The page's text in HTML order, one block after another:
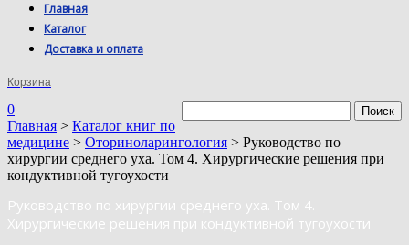
Главная
Каталог
Доставка и оплата
Корзина
0
Главная > Каталог книг по
медицине > Оториноларингология > Руководство по
хирургии среднего уха. Том 4. Хирургические решения при
кондуктивной тугоухости
Руководство по хирургии среднего уха. Том 4.
Хирургические решения при кондуктивной тугоухости